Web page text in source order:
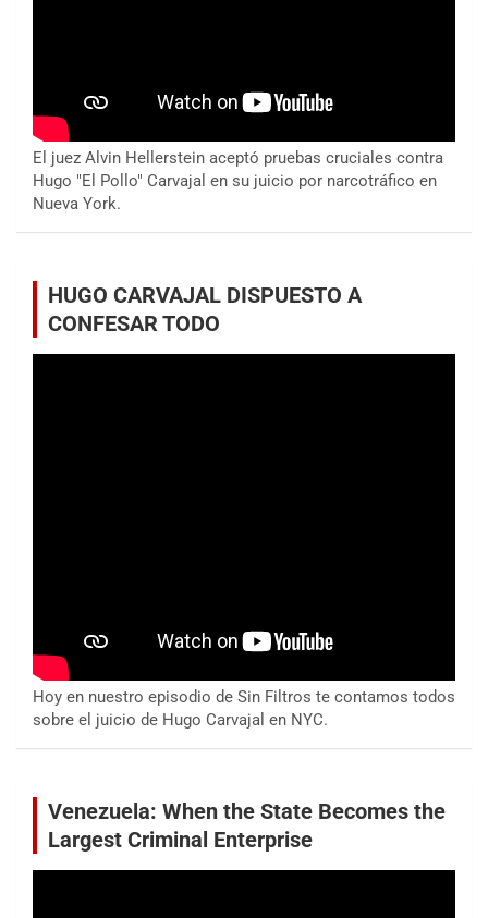
El juez Alvin Hellerstein aceptó pruebas cruciales contra
Hugo "El Pollo" Carvajal en su juicio por narcotráfico en
Nueva York.
HUGO CARVAJAL DISPUESTO A
CONFESAR TODO
Hoy en nuestro episodio de Sin Filtros te contamos todos
sobre el juicio de Hugo Carvajal en NYC.
Venezuela: When the State Becomes the
Largest Criminal Enterprise